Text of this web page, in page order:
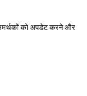
समर्थकों को अपडेट करने और